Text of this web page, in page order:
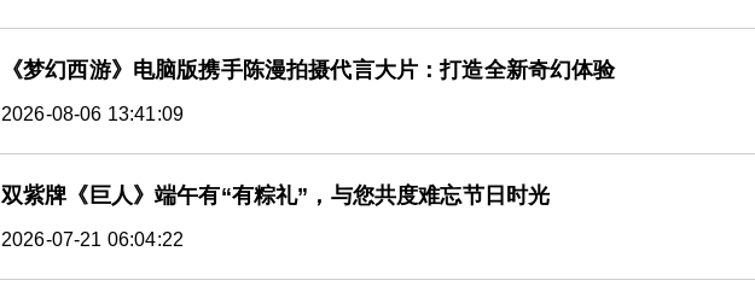
《梦幻西游》电脑版携手陈漫拍摄代言大片：打造全新奇幻体验
2026-08-06 13:41:09
双紫牌《巨人》端午有“有粽礼”，与您共度难忘节日时光
2026-07-21 06:04:22